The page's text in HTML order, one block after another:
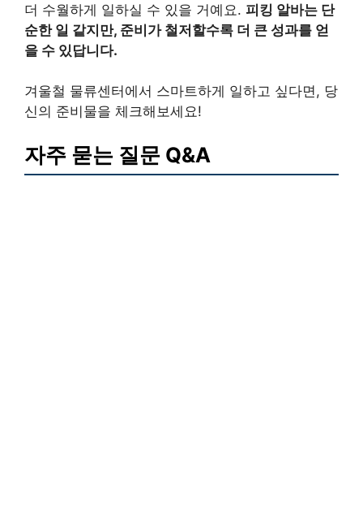
더 수월하게 일하실 수 있을 거예요. 피킹 알바는 단
순한 일 같지만, 준비가 철저할수록 더 큰 성과를 얻
을 수 있답니다.
겨울철 물류센터에서 스마트하게 일하고 싶다면, 당
신의 준비물을 체크해보세요!
자주 묻는 질문 Q&A